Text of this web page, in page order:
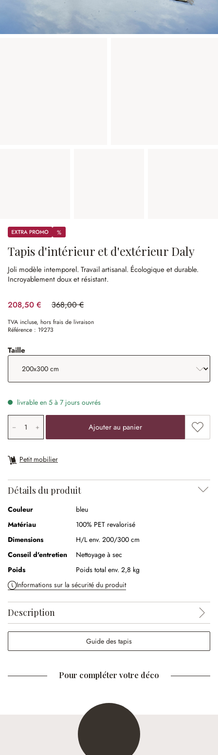
Promos %
%
Tapis d'intérieur et d'extérieur Daly
Joli modèle intemporel. Travail artisanal. Écologique et durable.
Incroyablement doux et résistant.
208,50 € 368,00 €
(43.34%spared)
TVA incluse, hors frais de livraison
Référence : 19273
Taille
livrable en 5 à 7 jours ouvrés
Quantité de produit: saisissez la valeur souhaitée ou
Ajouter au panier
Petit mobilier
Détails du produit
Couleur
bleu
Matériau
100% PET revalorisé
Dimensions
H/L env. 200/300 cm
Conseil d'entretien
Nettoyage à sec
Poids
Poids total env. 2,8 kg
Informations sur la sécurité du produit
Description
Guide des tapis
Pour compléter votre déco